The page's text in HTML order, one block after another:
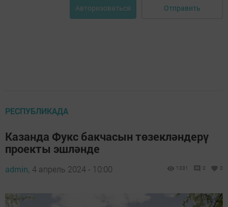
Авторизоваться Отправить
РЕСПУБЛИКАДА
Казанда Фукс бакчасын төзекләндерү
проекты эшләнде
admin, 4 апрель 2024 - 10:00 1331 0 0